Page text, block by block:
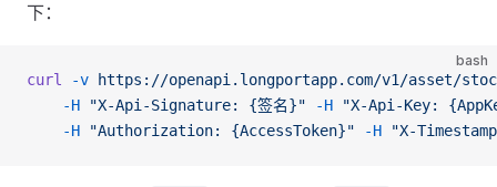
下：
bash
curl -v https://openapi.longportapp.com/v1/asset/
    -H
"X-Api-Signature: {签名}" -H "X-Api-Key:
    -H
"Authorization: {AccessToken}" -H "X-